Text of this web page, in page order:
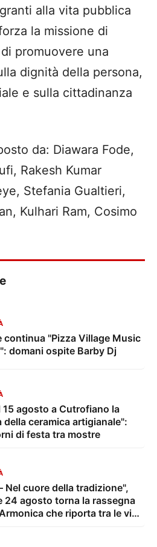
alla vita pubblica
la missione di
promuovere una
dignità della persona,
e sulla cittadinanza
da: Diawara Fode,
Rakesh Kumar
Stefania Gualtieri,
Kulhari Ram, Cosimo
continua "Pizza Village Music
domani ospite Barby Dj
15 agosto a Cutrofiano la
della ceramica artigianale":
di festa tra mostre
Nel cuore della tradizione",
24 agosto torna la rassegna
che riporta tra le vie